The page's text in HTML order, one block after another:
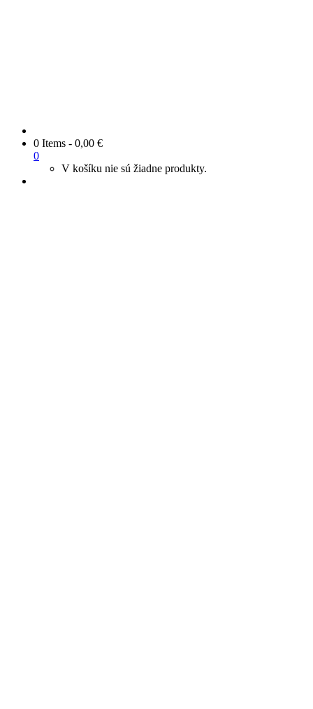
0 Items - 0,00 €
0
V košíku nie sú žiadne produkty.